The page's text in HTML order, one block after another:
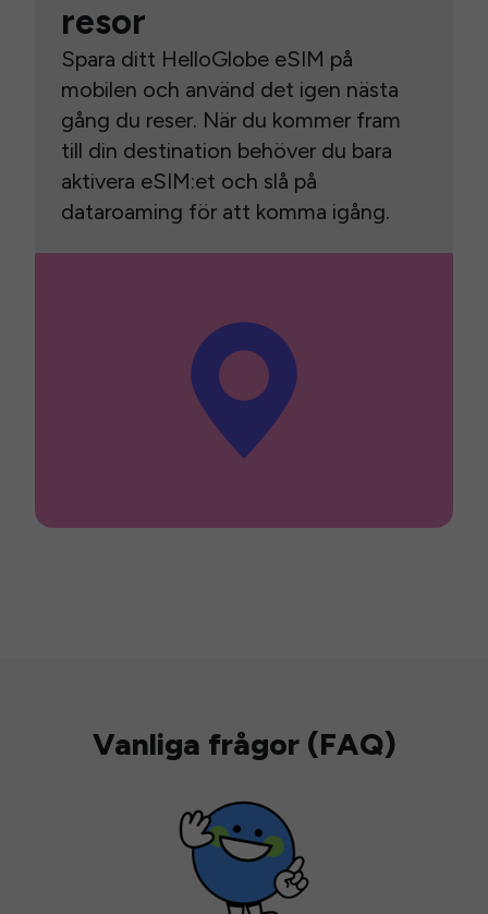
resor
Spara ditt HelloGlobe eSIM på
mobilen och använd det igen nästa
gång du reser. När du kommer fram
till din destination behöver du bara
aktivera eSIM:et och slå på
dataroaming för att komma igång.
Vanliga frågor (FAQ)